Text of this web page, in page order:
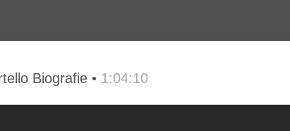
Biografie • 1:04:10